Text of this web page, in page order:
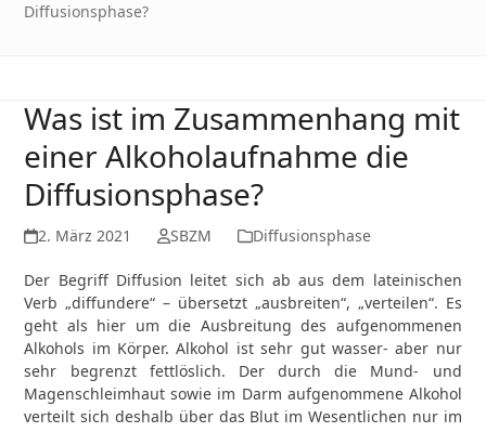
Diffusionsphase?
Was ist im Zusammenhang mit
einer Alkoholaufnahme die
Diffusionsphase?
2. März 2021 SBZM Diffusionsphase
Der Begriff Diffusion leitet sich ab aus dem lateinischen
Verb „diffundere“ – übersetzt „ausbreiten“, „verteilen“. Es
geht als hier um die Ausbreitung des aufgenommenen
Alkohols im Körper. Alkohol ist sehr gut wasser- aber nur
sehr begrenzt fettlöslich. Der durch die Mund- und
Magenschleimhaut sowie im Darm aufgenommene Alkohol
verteilt sich deshalb über das Blut im Wesentlichen nur im